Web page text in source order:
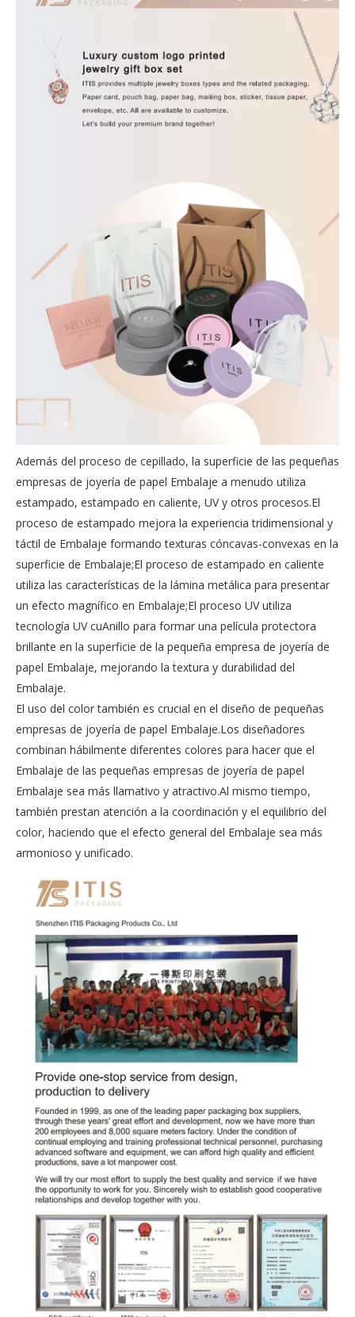
Además del proceso de cepillado, la superficie de las pequeñas
empresas de joyería de papel Embalaje a menudo utiliza
estampado, estampado en caliente, UV y otros procesos.El
proceso de estampado mejora la experiencia tridimensional y
táctil de Embalaje formando texturas cóncavas-convexas en la
superficie de Embalaje;El proceso de estampado en caliente
utiliza las características de la lámina metálica para presentar
un efecto magnífico en Embalaje;El proceso UV utiliza
tecnología UV cuAnillo para formar una película protectora
brillante en la superficie de la pequeña empresa de joyería de
papel Embalaje, mejorando la textura y durabilidad del
Embalaje.
El uso del color también es crucial en el diseño de pequeñas
empresas de joyería de papel Embalaje.Los diseñadores
combinan hábilmente diferentes colores para hacer que el
Embalaje de las pequeñas empresas de joyería de papel
Embalaje sea más llamativo y atractivo.Al mismo tiempo,
también prestan atención a la coordinación y el equilibrio del
color, haciendo que el efecto general del Embalaje sea más
armonioso y unificado.